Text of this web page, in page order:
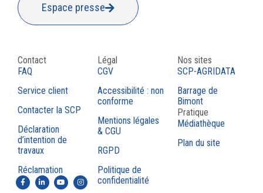
Espace presse
Contact
FAQ
Service client
Contacter la SCP
Déclaration
d’intention de
travaux
Réclamation
Légal
CGV
Accessibilité : non
conforme
Mentions légales
& CGU
RGPD
Politique de
confidentialité
Nos sites
SCP-AGRIDATA
Barrage de
Bimont
Pratique
Médiathèque
Plan du site